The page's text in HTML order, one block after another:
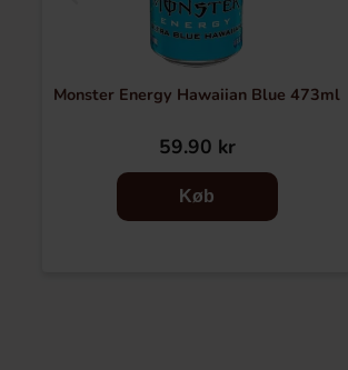
Monster Energy Hawaiian Blue 473ml
59.90 kr
Køb